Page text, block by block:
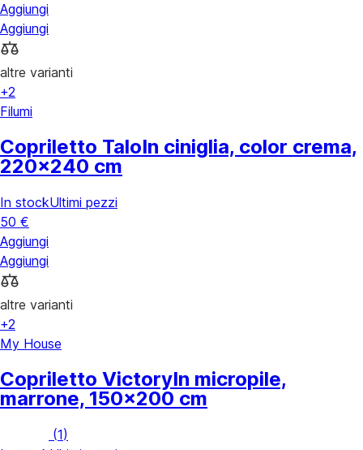
Aggiungi
Aggiungi
altre varianti
+2
Filumi
Copriletto TaloIn ciniglia, color crema,
220x240 cm
In stockUltimi pezzi
50 €
Aggiungi
Aggiungi
altre varianti
+2
My House
Copriletto VictoryIn micropile,
marrone, 150x200 cm
(1)